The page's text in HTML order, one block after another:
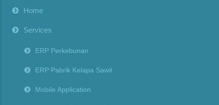
Home
Services
ERP Perkebunan
ERP Pabrik Kelapa Sawit
Mobile Application